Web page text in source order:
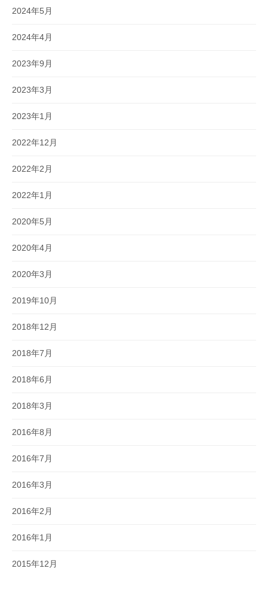
2024年5月
2024年4月
2023年9月
2023年3月
2023年1月
2022年12月
2022年2月
2022年1月
2020年5月
2020年4月
2020年3月
2019年10月
2018年12月
2018年7月
2018年6月
2018年3月
2016年8月
2016年7月
2016年3月
2016年2月
2016年1月
2015年12月